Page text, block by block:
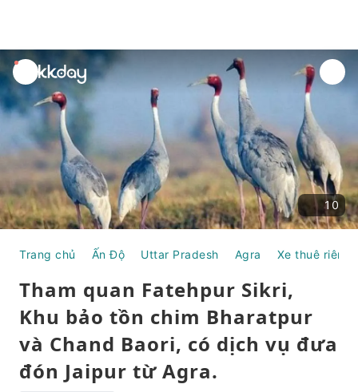
unread
notifications
10
Trang chủ Ấn Độ Uttar Pradesh Agra Xe thuê riêng
Tham quan Fatehpur Sikri,
Khu bảo tồn chim Bharatpur
và Chand Baori, có dịch vụ đưa
đón Jaipur từ Agra.